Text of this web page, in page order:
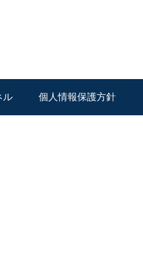
ル 個人情報保護方針